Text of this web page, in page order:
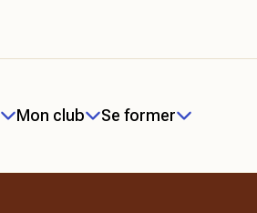
Mon club Se former